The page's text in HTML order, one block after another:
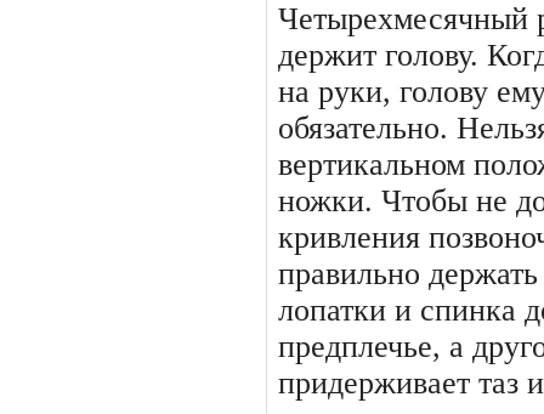
Четырехмесячный
держит го­лову.
на руки, голову
обязательно.
вертикальном
ножки. Чтобы не
кривления
правильно
лопатки и спинка
предплечье, а
придерживает таз